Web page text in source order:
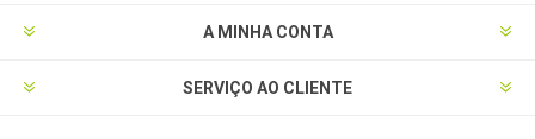
A MINHA CONTA
SERVIÇO AO CLIENTE